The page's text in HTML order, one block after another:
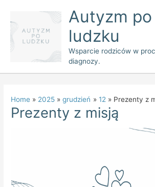
content
Autyzm po
ludzku
Wsparcie rodziców w
diagnozy.
Home 2025 grudzień 12 Prezenty z
Prezenty z misją